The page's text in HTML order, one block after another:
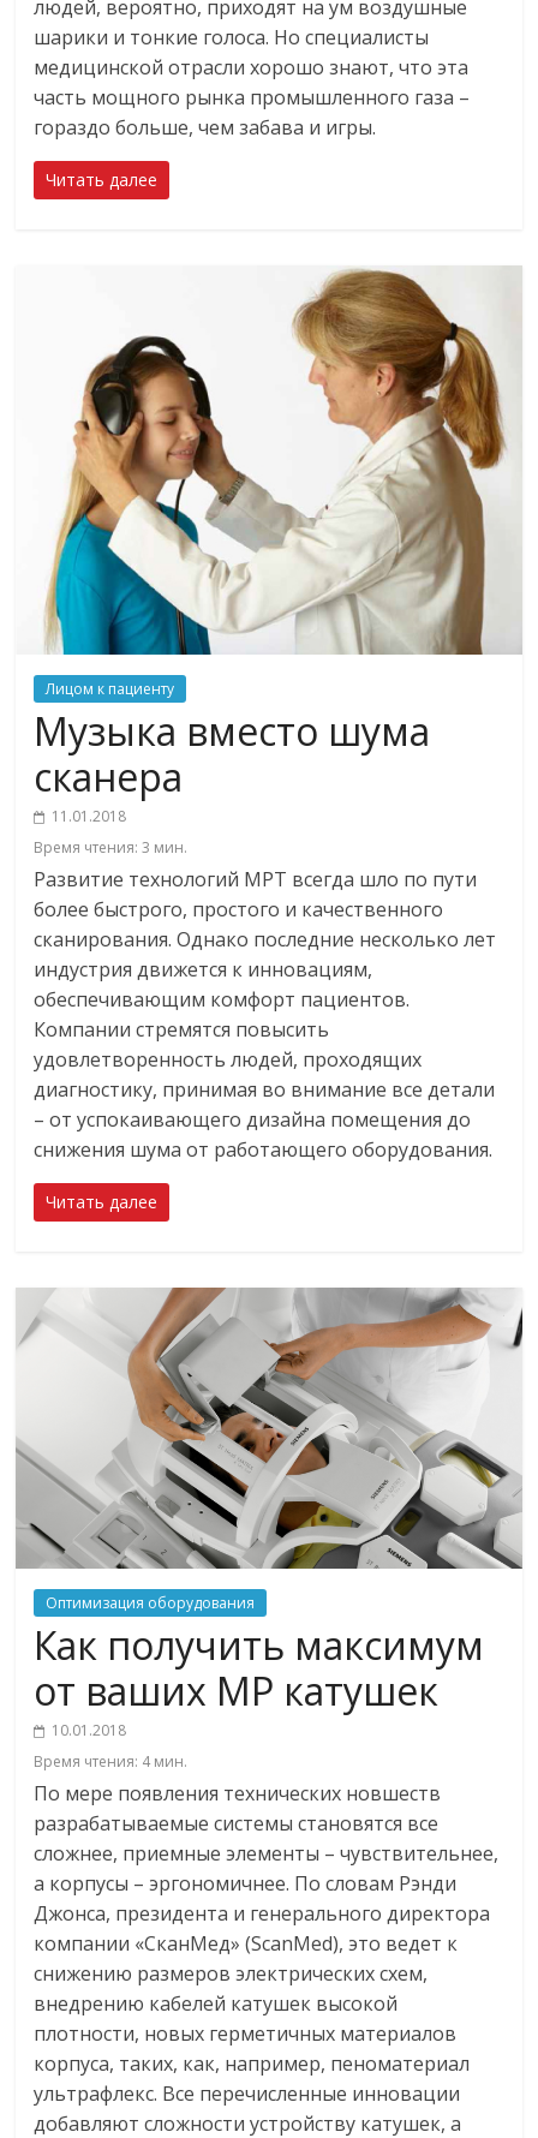
людей, вероятно, приходят на ум воздушные
шарики и тонкие голоса. Но специалисты
медицинской отрасли хорошо знают, что эта
часть мощного рынка промышленного газа –
гораздо больше, чем забава и игры.
Читать далее
Лицом к пациенту
Музыка вместо шума
сканера
11.01.2018
Время чтения:3 мин.
Развитие технологий МРТ всегда шло по пути
более быстрого, простого и качественного
сканирования. Однако последние несколько лет
индустрия движется к инновациям,
обеспечивающим комфорт пациентов.
Компании стремятся повысить
удовлетворенность людей, проходящих
диагностику, принимая во внимание все детали
– от успокаивающего дизайна помещения до
снижения шума от работающего оборудования.
Читать далее
Оптимизация оборудования
Как получить максимум
от ваших МР катушек
10.01.2018
Время чтения: 4 мин.
По мере появления технических новшеств
разрабатываемые системы становятся все
сложнее, приемные элементы – чувствительнее,
а корпусы – эргономичнее. По словам Рэнди
Джонса, президента и генерального директора
компании «СканМед» (ScanMed), это ведет к
снижению размеров электрических схем,
внедрению кабелей катушек высокой
плотности, новых герметичных материалов
корпуса, таких, как, например, пеноматериал
ультрафлекс. Все перечисленные инновации
добавляют сложности устройству катушек, а